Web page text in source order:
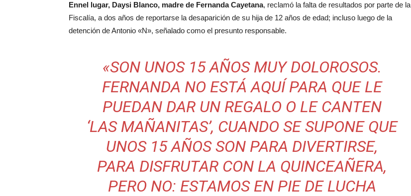
Ennel lugar, Daysi Blanco, madre de Fernanda Cayetana, reclamó la falta de resultados por parte de la
Fiscalía, a dos años de reportarse la desaparición de su hija de 12 años de edad; incluso luego de la
detención de Antonio «N», señalado como el presunto responsable.
«SON UNOS 15 AÑOS MUY DOLOROSOS.
FERNANDA NO ESTÁ AQUÍ PARA QUE LE
PUEDAN DAR UN REGALO O LE CANTEN
‘LAS MAÑANITAS’, CUANDO SE SUPONE QUE
UNOS 15 AÑOS SON PARA DIVERTIRSE,
PARA DISFRUTAR CON LA QUINCEAÑERA,
PERO NO: ESTAMOS EN PIE DE LUCHA